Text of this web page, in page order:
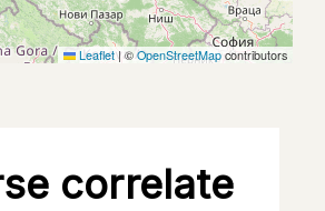
correlate
Leaflet |©OpenStreetMapcontributors